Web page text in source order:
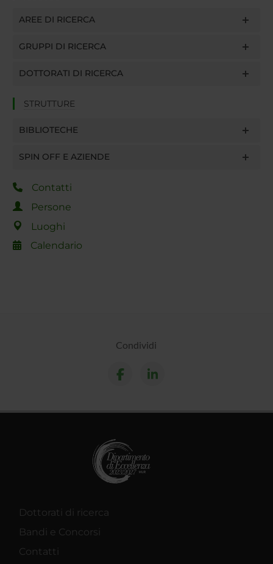
AREE DI RICERCA
GRUPPI DI RICERCA
DOTTORATI DI RICERCA
STRUTTURE
BIBLIOTECHE
SPIN OFF E AZIENDE
Contatti
Persone
Luoghi
Calendario
Condividi
Dottorati di ricerca
Bandi e Concorsi
Contatti